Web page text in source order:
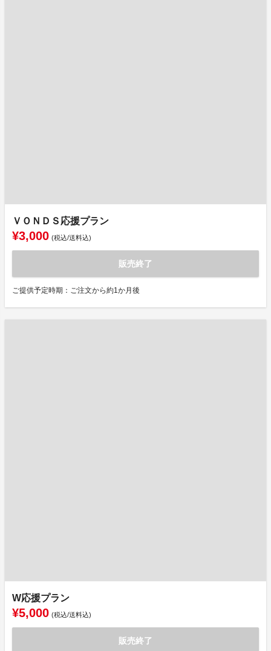
ＶＯＮＤＳ応援プラン
¥3,000 (税込/送料込)
販売終了
ご提供予定時期：ご注文から約1か月後
W応援プラン
¥5,000 (税込/送料込)
販売終了